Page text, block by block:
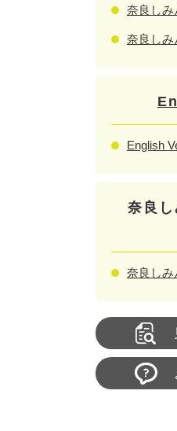
奈良しみ
奈良しみ
English
奈良
奈良しみ